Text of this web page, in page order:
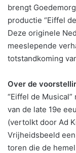
brengt
productie “Eiffel
Deze originele
meeslepende
totstandkoming
Over de
“Eiffel de
van de late 19e
(vertolkt door Ad
Vrijheidsbeeld
toren die de